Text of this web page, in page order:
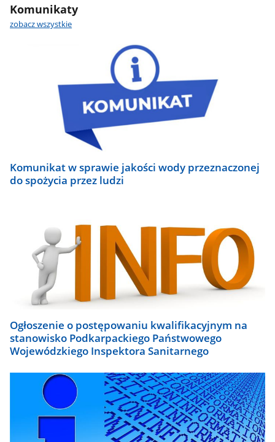
Komunikaty
zobacz wszystkie
Komunikat w sprawie jakości wody przeznaczonej
do spożycia przez ludzi
Ogłoszenie o postępowaniu kwalifikacyjnym na
stanowisko Podkarpackiego Państwowego
Wojewódzkiego Inspektora Sanitarnego